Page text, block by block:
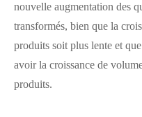
nouvelle augmentation des
transformés, bien que la
produits soit plus lente et
avoir la croissance de
produits.